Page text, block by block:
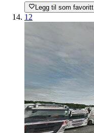
Legg til som favoritt
12